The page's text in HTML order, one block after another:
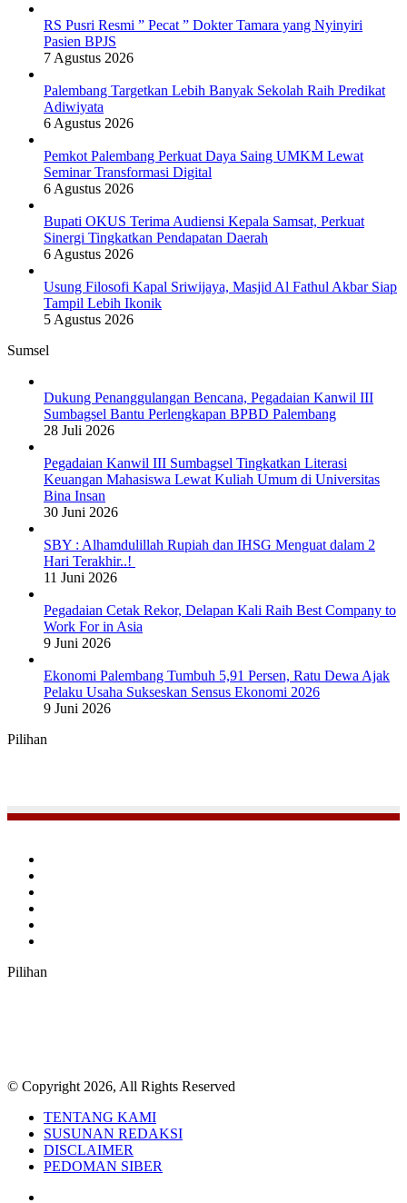
Siap
Tampil
RS Pusri Resmi ” Pecat ” Dokter Tamara yang Nyinyiri
Pasien BPJS
7 Agustus 2026
Palembang Targetkan Lebih Banyak Sekolah Raih Predikat
Adiwiyata
6 Agustus 2026
Pemkot Palembang Perkuat Daya Saing UMKM Lewat
Seminar Transformasi Digital
6 Agustus 2026
Bupati OKUS Terima Audiensi Kepala Samsat, Perkuat
Sinergi Tingkatkan Pendapatan Daerah
6 Agustus 2026
Usung Filosofi Kapal Sriwijaya, Masjid Al Fathul Akbar Siap
Tampil Lebih Ikonik
5 Agustus 2026
Sumsel
Dukung Penanggulangan Bencana, Pegadaian Kanwil III
Sumbagsel Bantu Perlengkapan BPBD Palembang
28 Juli 2026
Pegadaian Kanwil III Sumbagsel Tingkatkan Literasi
Keuangan Mahasiswa Lewat Kuliah Umum di Universitas
Bina Insan
30 Juni 2026
SBY : Alhamdulillah Rupiah dan IHSG Menguat dalam 2
Hari Terakhir..!
11 Juni 2026
Pegadaian Cetak Rekor, Delapan Kali Raih Best Company to
Work For in Asia
9 Juni 2026
Ekonomi Palembang Tumbuh 5,91 Persen, Ratu Dewa Ajak
Pelaku Usaha Sukseskan Sensus Ekonomi 2026
9 Juni 2026
Pilihan
Pilihan
© Copyright 2026, All Rights Reserved
TENTANG KAMI
SUSUNAN REDAKSI
DISCLAIMER
PEDOMAN SIBER